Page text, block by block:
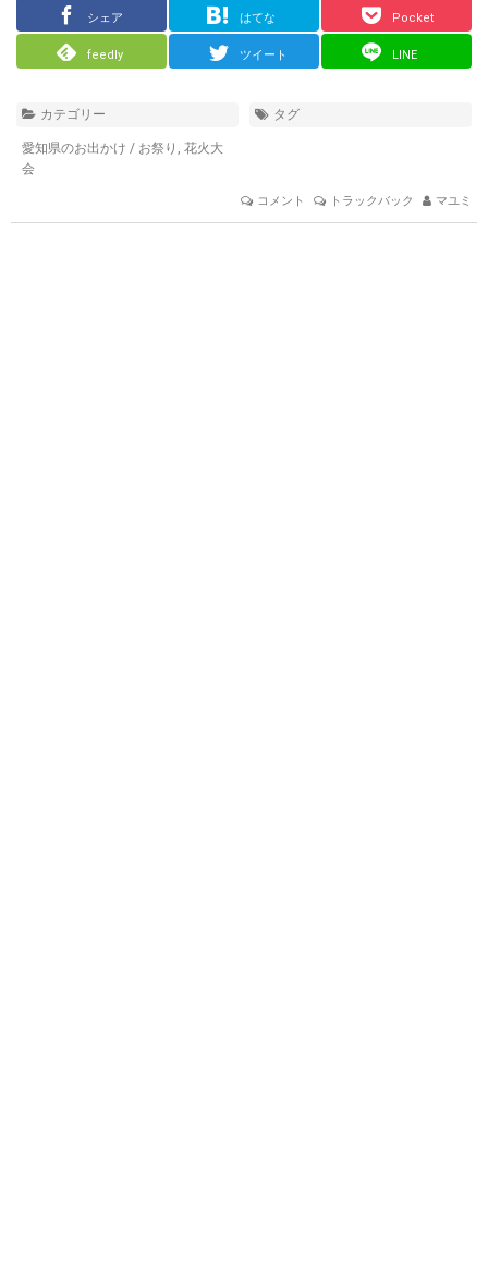
シェア はてな Pocket
feedly ツイート LINE
カテゴリー
愛知県のお出かけ / お祭り , 花火大
会
タグ
コメント トラックバック マユミ